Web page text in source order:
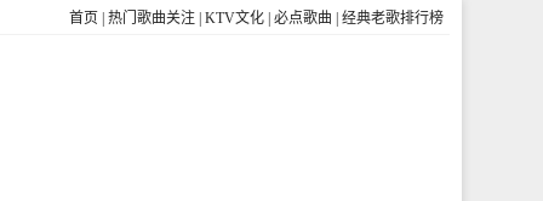
首页 热门歌曲关注 KTV文化 必点歌曲 经典老歌排行榜